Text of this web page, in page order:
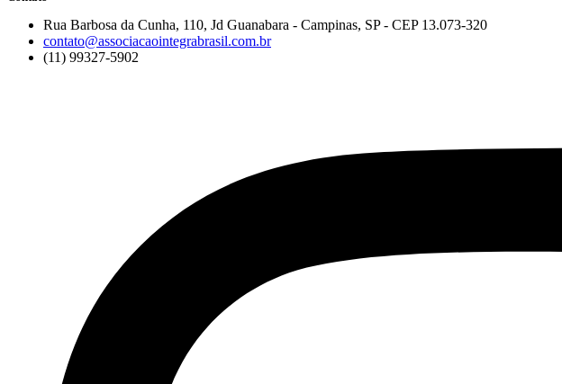
Rua Barbosa da Cunha, 110, Jd Guanabara - Campinas, SP - CEP 13.073-320
contato@associacaointegrabrasil.com.br
(11) 99327-5902